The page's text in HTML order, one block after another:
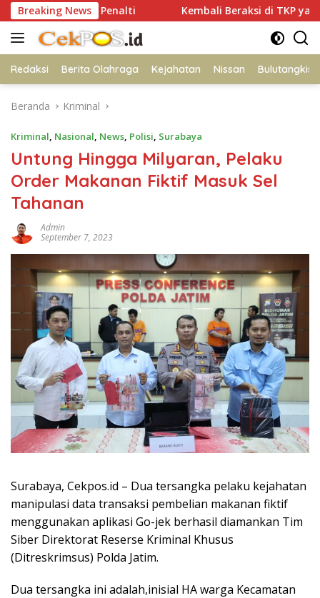
Langsung
ke
konten
Breaking News
Adu Penalti Kembali Beraksi di TKP yang Sama, Dua
Redaksi Berita Olahraga Kejahatan Nissan Bulutangkis
Beranda Kriminal
Kriminal, Nasional, News, Polisi, Surabaya
Untung Hingga Milyaran, Pelaku
Order Makanan Fiktif Masuk Sel
Tahanan
Admin
September 7, 2023
Surabaya, Cekpos.id – Dua tersangka pelaku kejahatan
manipulasi data transaksi pembelian makanan fiktif
menggunakan aplikasi Go-jek berhasil diamankan Tim
Siber Direktorat Reserse Kriminal Khusus
(Ditreskrimsus) Polda Jatim.
Dua tersangka ini adalah,inisial HA warga Kecamatan